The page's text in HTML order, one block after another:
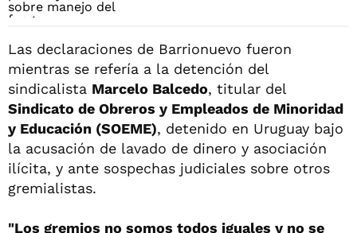
Las declaraciones de Barrionuevo fueron
mientras se refería a la detención del
sindicalista Marcelo Balcedo, titular del
Sindicato de Obreros y Empleados de Minoridad
y Educación (SOEME), detenido en Uruguay bajo
la acusación de lavado de dinero y asociación
ilícita, y ante sospechas judiciales sobre otros
gremialistas.
"Los gremios no somos todos iguales y no se